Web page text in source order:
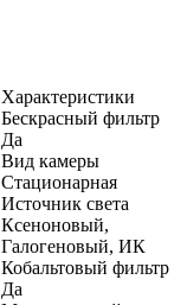
Характеристики
Бескрасный фильтр
Да
Вид камеры
Стационарная
Источник света
Ксеноновый,
Галогеновый, ИК
Кобальтовый фильтр
Да